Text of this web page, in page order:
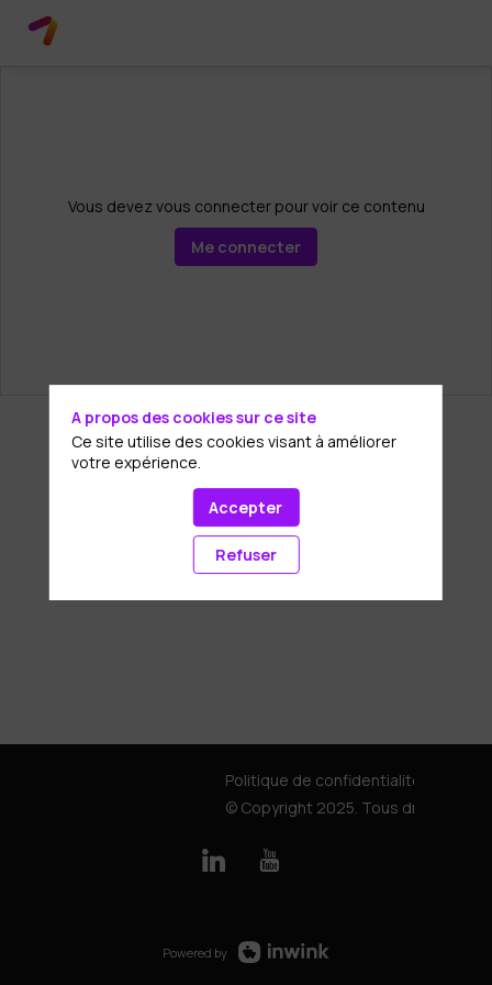
Vous devez vous connecter pour voir ce contenu
Me connecter
Politique de confidentialité
© Copyright 2025. Tous droits
Powered by
A propos des cookies sur ce site
Ce site utilise des cookies visant à améliorer
votre expérience.
Accepter
Refuser